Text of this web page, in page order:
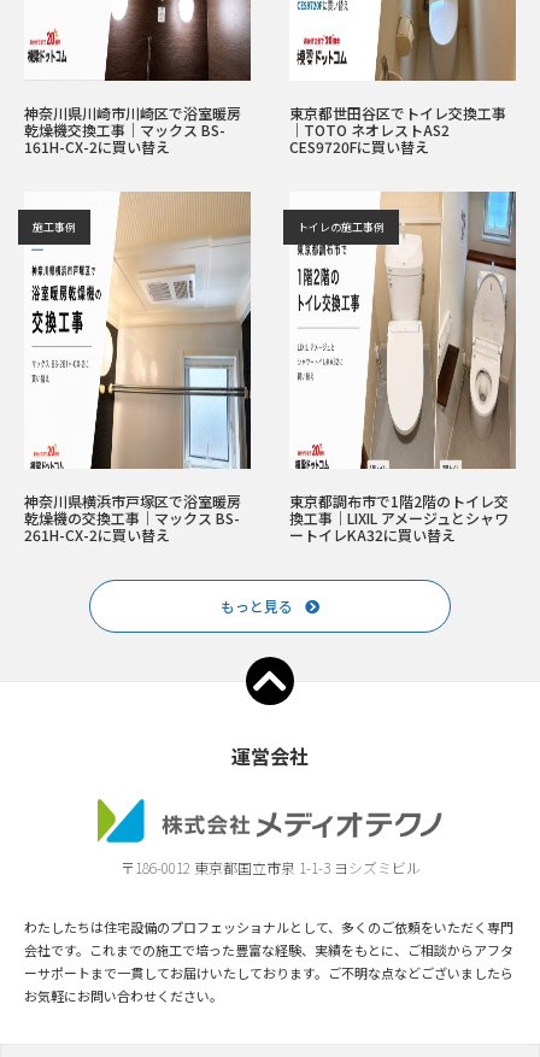
神奈川県川崎市川崎区で浴室暖房
乾燥機交換工事｜マックス BS-
161H-CX-2に買い替え
東京都世田谷区でトイレ交換工事
｜TOTO ネオレストAS2
CES9720Fに買い替え
施工事例
神奈川県横浜市戸塚区で浴室暖房
乾燥機の交換工事｜マックス BS-
261H-CX-2に買い替え
トイレの施工事例
東京都調布市で1階2階のトイレ交
換工事｜LIXIL アメージュとシャワ
ートイレKA32に買い替え
もっと見る
運営会社
〒186-0012 東京都国立市泉 1-1-3 ヨシズミビル
わたしたちは住宅設備のプロフェッショナルとして、多くのご依頼をいただく専門
会社です。これまでの施工で培った豊富な経験、実績をもとに、ご相談からアフタ
ーサポートまで一貫してお届けいたしております。ご不明な点などございましたら
お気軽にお問い合わせください。